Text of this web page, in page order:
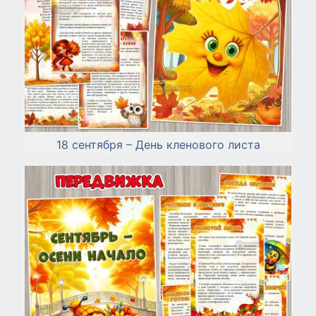
18 сентября – День кленового листа